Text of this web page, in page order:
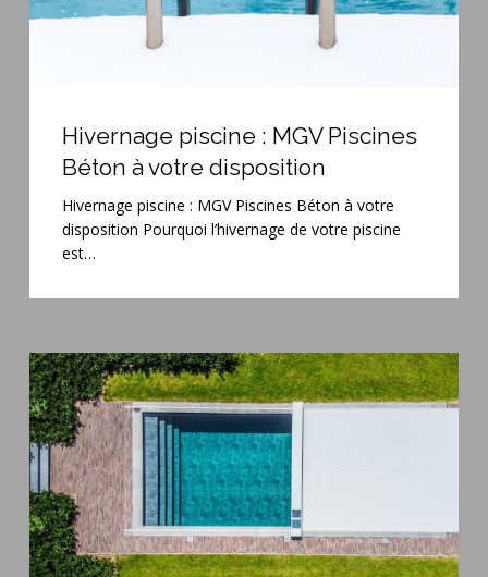
piscine
MGV
Piscines
Béton
Hivernage piscine : MGV Piscines
Béton à votre disposition
Hivernage piscine : MGV Piscines Béton à votre
disposition Pourquoi l’hivernage de votre piscine
est…
Vente
de
couvertures
automatiques
Coverseal
pour
piscines